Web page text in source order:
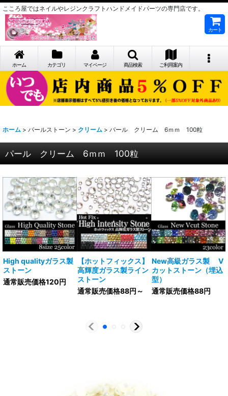
こころ屋ではネイルやレジンクラフトハンドメイドパーツの専門店です。
カート
ホーム カテゴリ マイページ 商品検索 ご利用案内
ホーム > パールストーン > クリーム > パール クリーム 6ｍｍ 100粒
パール クリーム 6ｍｍ 100粒
High qualityガラス製
ストーン
通常販売価格120円
【ホットフィックス】
高輝度ガラス製ライン
ストーン
通常販売価格88円～
New高級ガラス製 V
カットストーン（埋込
型）
通常販売価格88円